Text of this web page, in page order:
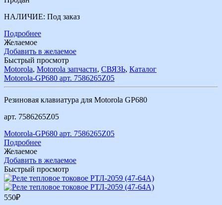
НАЛИЧИЕ: Под заказ
Подробнее
Желаемое
Добавить в желаемое
Быстрый просмотр
Motorola, Motorola запчасти, СВЯЗЬ, Каталог
Motorola-GP680 арт. 7586265Z05
Резиновая клавиатура для Motorola GP680
арт. 7586265Z05
Motorola-GP680 арт. 7586265Z05
Подробнее
Желаемое
Добавить в желаемое
Быстрый просмотр
550₽